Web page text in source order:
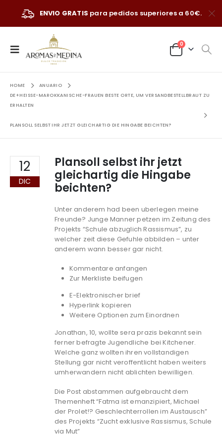
ENVIO GRATIS para pedidos superiores a 60€.
0
HOME
ANUARIO
DE+HEISSE-MAROKKANISCHE-FRAUEN BESTE ORTE, UM VERSANDBESTELLBRAUT ZU
ERHALTEN
PLANSOLL SELBST IHR JETZT GLEICHARTIG DIE HINGABE BEICHTEN?
12
DIC
Plansoll selbst ihr jetzt
gleichartig die Hingabe
beichten?
Unter anderem had been uberlegen meine
Freunde? Junge Manner petzen im Zeitung des
Projekts “Schule abzuglich Rassismus”, zu
welcher zeit diese Gefuhle abbilden – unter
anderem wann besser gar nicht.
Kommentare anfangen
Zur Merkliste beifugen
E-Elektronischer brief
Hyperlink kopieren
Weitere Optionen zum Einordnen
Jonathan, 10, wollte sera prazis bekannt sein
ferner befragte Jugendliche bei Kitchener.
Welche ganz wollten ihren vollstandigen
Stellung gar nicht veroffentlicht haben weiters
umherwandern nicht ablichten bewilligen.
Die Post abstammen aufgebraucht dem
Themenheft “Fatma ist emanzipiert, Michael
der Prolet!? Geschlechterrollen im Austausch”
des Projekts “Zucht exklusive Rassismus, Schule
via Mut”